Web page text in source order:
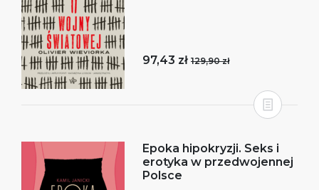
97,43 zł 129,90 zł
Epoka hipokryzji. Seks i
erotyka w przedwojennej
Polsce